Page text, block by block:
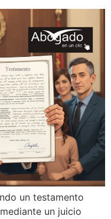
un testamento
un juicio